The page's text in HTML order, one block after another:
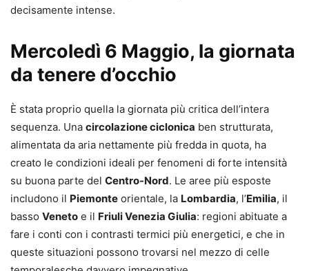
decisamente intense.
Mercoledì 6 Maggio, la giornata
da tenere d’occhio
È stata proprio quella la giornata più critica dell’intera
sequenza. Una circolazione ciclonica ben strutturata,
alimentata da aria nettamente più fredda in quota, ha
creato le condizioni ideali per fenomeni di forte intensità
su buona parte del Centro-Nord. Le aree più esposte
includono il Piemonte orientale, la Lombardia, l’Emilia, il
basso Veneto e il Friuli Venezia Giulia: regioni abituate a
fare i conti con i contrasti termici più energetici, e che in
queste situazioni possono trovarsi nel mezzo di celle